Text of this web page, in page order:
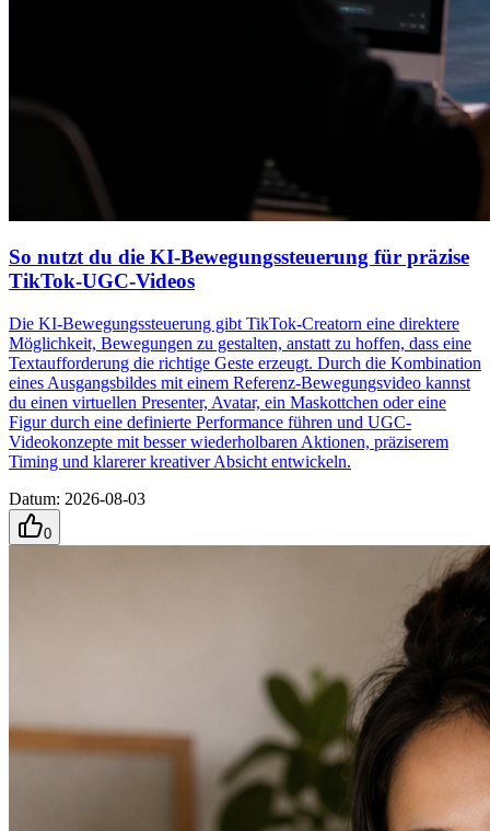
So nutzt du die KI-Bewegungssteuerung für präzise
TikTok-UGC-Videos
Die KI-Bewegungssteuerung gibt TikTok-Creatorn eine direktere
Möglichkeit, Bewegungen zu gestalten, anstatt zu hoffen, dass eine
Textaufforderung die richtige Geste erzeugt. Durch die Kombination
eines Ausgangsbildes mit einem Referenz-Bewegungsvideo kannst
du einen virtuellen Presenter, Avatar, ein Maskottchen oder eine
Figur durch eine definierte Performance führen und UGC-
Videokonzepte mit besser wiederholbaren Aktionen, präziserem
Timing und klarerer kreativer Absicht entwickeln.
Datum: 2026-08-03
0